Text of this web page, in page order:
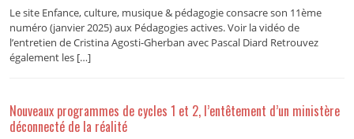
Le site Enfance, culture, musique & pédagogie consacre son 11ème
numéro (janvier 2025) aux Pédagogies actives. Voir la vidéo de
l’entretien de Cristina Agosti-Gherban avec Pascal Diard Retrouvez
également les […]
Nouveaux programmes de cycles 1 et 2, l’entêtement d’un ministère
déconnecté de la réalité